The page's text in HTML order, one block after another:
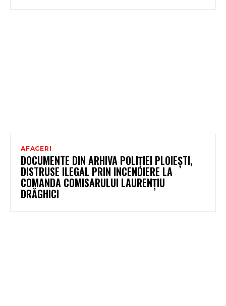
AFACERI
DOCUMENTE DIN ARHIVA POLIȚIEI PLOIEȘTI,
DISTRUSE ILEGAL PRIN INCENDIERE LA
COMANDA COMISARULUI LAURENȚIU
DRĂGHICI